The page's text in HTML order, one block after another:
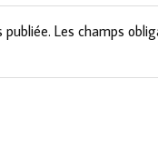
publiée. Les champs